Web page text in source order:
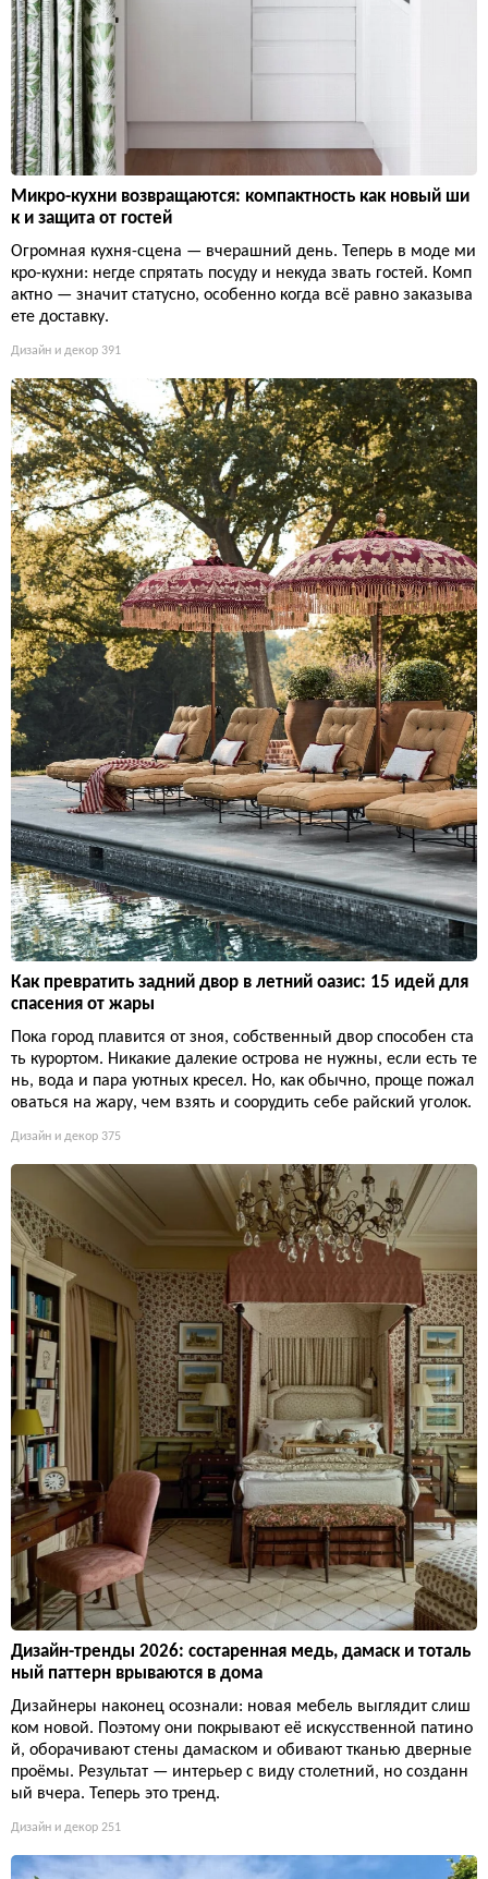
Микро-кухни возвращаются: компактность как новый ши
к и защита от гостей
Огромная кухня-сцена — вчерашний день. Теперь в моде ми
кро-кухни: негде спрятать посуду и некуда звать гостей. Комп
актно — значит статусно, особенно когда всё равно заказыва
ете доставку.
Дизайн и декор 391
Как превратить задний двор в летний оазис: 15 идей для
спасения от жары
Пока город плавится от зноя, собственный двор способен ста
ть курортом. Никакие далекие острова не нужны, если есть те
нь, вода и пара уютных кресел. Но, как обычно, проще пожал
оваться на жару, чем взять и соорудить себе райский уголок.
Дизайн и декор 375
Дизайн-тренды 2026: состаренная медь, дамаск и тоталь
ный паттерн врываются в дома
Дизайнеры наконец осознали: новая мебель выглядит слиш
ком новой. Поэтому они покрывают её искусственной патино
й, оборачивают стены дамаском и обивают тканью дверные
проёмы. Результат — интерьер с виду столетний, но созданн
ый вчера. Теперь это тренд.
Дизайн и декор 251